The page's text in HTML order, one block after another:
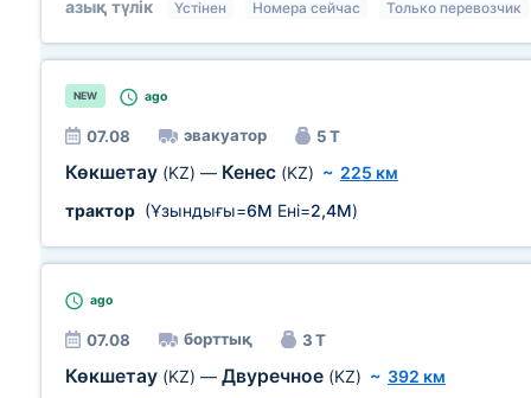
азық түлік
Үстінен Номера сейчас Только перевозчик
NEW ago
07.08 эвакуатор 5 Т
Көкшетау (KZ) — Кенес (KZ) ~ 225 км
трактор (Ұзындығы=6М Ені=2,4М)
ago
07.08 борттық 3 Т
Көкшетау (KZ) — Двуречное (KZ) ~ 392 км